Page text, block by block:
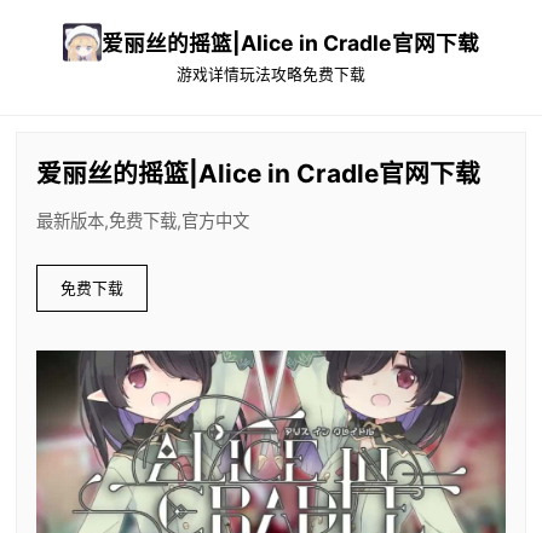
爱丽丝的摇篮|Alice in Cradle官网下载
游戏详情玩法攻略免费下载
爱丽丝的摇篮|Alice in Cradle官网下载
最新版本,免费下载,官方中文
免费下载